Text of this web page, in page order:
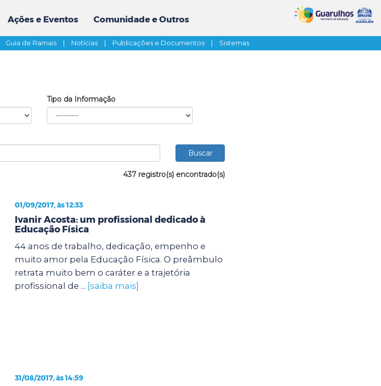
Ações e Eventos Comunidade e Outros
Guia de Ramais | Notícias | Publicações e Documentos | Sistemas
Tipo da Informação
437 registro(s) encontrado(s)
01/09/2017, às 12:33
Ivanir Acosta: um profissional dedicado à
Educação Física
44 anos de trabalho, dedicação, empenho e
muito amor pela Educação Física. O preâmbulo
retrata muito bem o caráter e a trajetória
profissional de ... [saiba mais]
31/08/2017, às 14:59